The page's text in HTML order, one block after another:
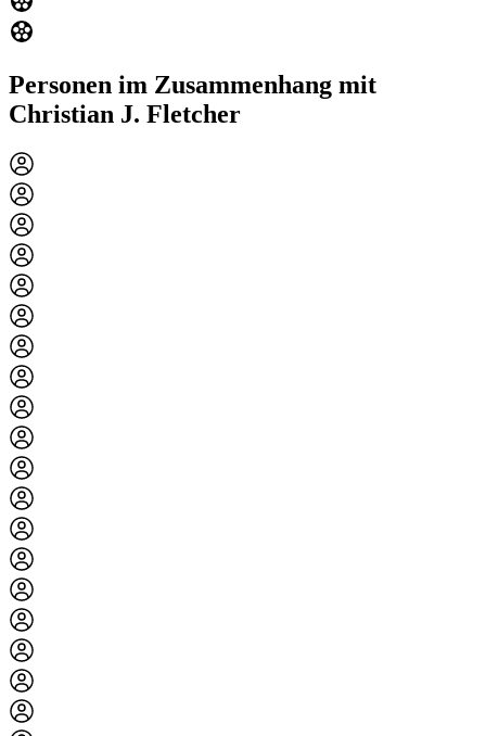
Personen im Zusammenhang mit
Christian J. Fletcher